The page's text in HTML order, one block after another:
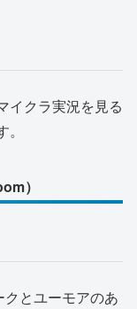
イクラ実況を見る
）
とユーモアのあ